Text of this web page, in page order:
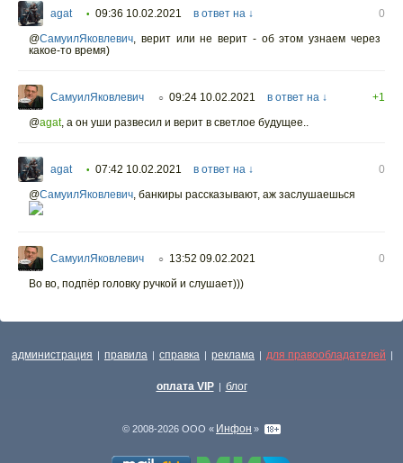
agat • 09:36 10.02.2021 в ответ на ↓
0
@СамуилЯковлевич
верит или не верит - об этом узнаем через
какое-то время)
СамуилЯковлевич ○ 09:24 10.02.2021 в ответ на ↓
+1
@agat, а он уши развесил и верит в светлое будущее..
agat • 07:42 10.02.2021 в ответ на ↓
0
@СамуилЯковлевич банкиры рассказывают, аж заслушаешься
СамуилЯковлевич ○ 13:52 09.02.2021
0
Во во, подпёр головку ручкой и слушает)))
администрация | правила | справка | реклама | для правообладателей |
оплата VIP | блог
© 2008-2026 ООО « Инфон »